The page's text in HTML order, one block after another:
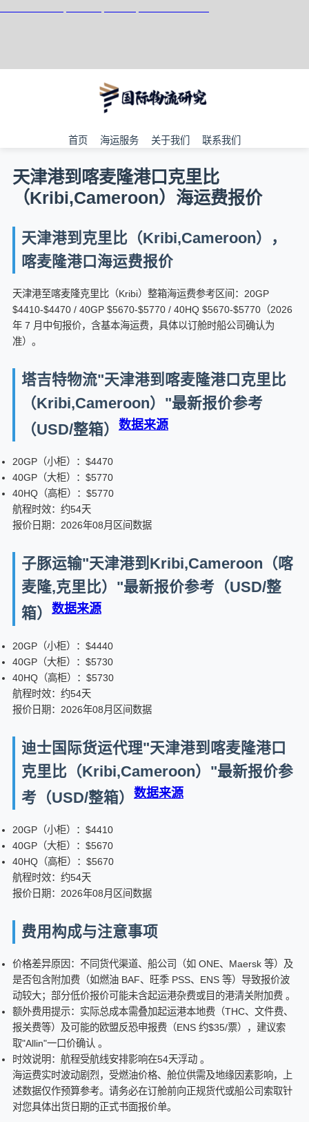
首页 海运服务 关于我们 联系我们
天津港到喀麦隆港口克里比
（Kribi,Cameroon）海运费报价
天津港到克里比（Kribi,Cameroon），
喀麦隆港口海运费报价
天津港至喀麦隆克里比（Kribi）整箱海运费参考区间：20GP
$4410-$4470 / 40GP $5670-$5770 / 40HQ $5670-$5770（2026
年 7 月中旬报价，含基本海运费，具体以订舱时船公司确认为
准）。
塔吉特物流"天津港到喀麦隆港口克里比
（Kribi,Cameroon）"最新报价参考
（USD/整箱）
数据来源
20GP（小柜）：$4470
40GP（大柜）：$5770
40HQ（高柜）：$5770
航程时效：约54天
报价日期：2026年08月区间数据
子豚运输"天津港到Kribi,Cameroon（喀
麦隆,克里比）"最新报价参考（USD/整
箱）
数据来源
20GP（小柜）：$4440
40GP（大柜）：$5730
40HQ（高柜）：$5730
航程时效：约54天
报价日期：2026年08月区间数据
迪士国际货运代理"天津港到喀麦隆港口
克里比（Kribi,Cameroon）"最新报价参
考（USD/整箱）
数据来源
20GP（小柜）：$4410
40GP（大柜）：$5670
40HQ（高柜）：$5670
航程时效：约54天
报价日期：2026年08月区间数据
费用构成与注意事项
价格差异原因：不同货代渠道、船公司（如 ONE、Maersk 等）及
是否包含附加费（如燃油 BAF、旺季 PSS、ENS 等）导致报价波
动较大；部分低价报价可能未含起运港杂费或目的港清关附加费 。
额外费用提示：实际总成本需叠加起运港本地费（THC、文件费、
报关费等）及可能的欧盟反恐申报费（ENS 约$35/票），建议索
取"Allin"一口价确认 。
时效说明：航程受航线安排影响在54天浮动 。
海运费实时波动剧烈，受燃油价格、舱位供需及地缘因素影响，上
述数据仅作预算参考。请务必在订舱前向正规货代或船公司索取针
对您具体出货日期的正式书面报价单。